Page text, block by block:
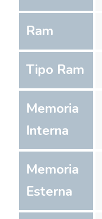
Ram
Tipo Ram
Memoria
Interna
Memoria
Esterna